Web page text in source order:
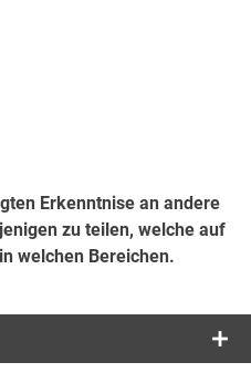
Erkenntnise an andere
zu teilen, welche auf
welchen Bereichen.